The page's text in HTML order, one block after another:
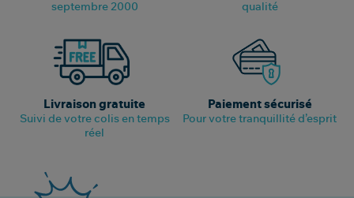
septembre 2000
qualité
Livraison gratuite
Suivi de votre colis en temps
réel
Paiement sécurisé
Pour votre tranquillité d’esprit